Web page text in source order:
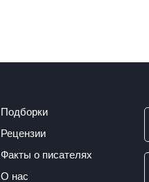
Подборки
Рецензии
Факты о писателях
О нас